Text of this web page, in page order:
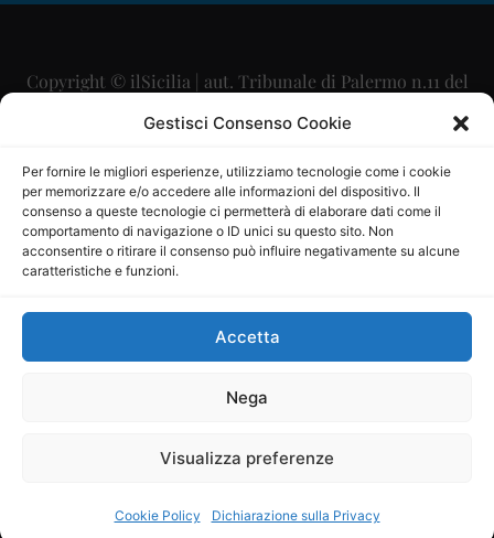
Gestisci Consenso Cookie
Per fornire le migliori esperienze, utilizziamo tecnologie come i cookie
per memorizzare e/o accedere alle informazioni del dispositivo. Il
consenso a queste tecnologie ci permetterà di elaborare dati come il
comportamento di navigazione o ID unici su questo sito. Non
acconsentire o ritirare il consenso può influire negativamente su alcune
caratteristiche e funzioni.
Accetta
Nega
Visualizza preferenze
Cookie Policy Dichiarazione sulla Privacy
Copyright © ilSicilia | aut. Tribunale di Palermo n.11 del
29/09/2015
Direttore Editoriale: Maurizio Scaglione
Direttore Responsabile: Maria Calabrese
P.IVA: 06334930820
Mercurio Comunicazione Società Cooperativa a r.l. è
iscritta al Registro degli Operatori di Comunicazione al
Sito gestito daLa Digitale srl–info@ladigitale.it